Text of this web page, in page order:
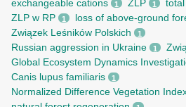
exchangeable cations 1 ZLP 1
ZLP w RP 1 loss of above-ground
Związek Leśników Polskich 1
Russian aggression in Ukraine 1
Global Ecosystem Dynamics
Canis lupus familiaris 1
Normalized Difference Vegetation